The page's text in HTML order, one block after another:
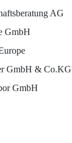
AG
GmbH
GmbH & Co.KG
GmbH